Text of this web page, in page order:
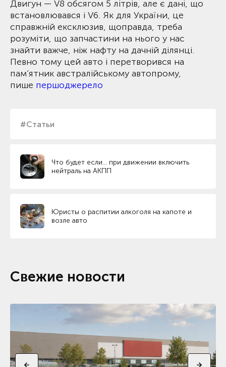
#Статьи
Что будет если… при движении включить
нейтраль на АКПП
Юристы о распитии алкоголя на капоте и
возле авто
Двигун — V8 обсягом 5 літрів, але є дані, що
встановлювався і V6. Як для України, це
справжній ексклюзив, щоправда, треба
розуміти, що запчастини на нього у нас
знайти важче, ніж нафту на дачній ділянці.
Певно тому цей авто і перетворився на
пам’ятник австралійському автопрому,
пише першоджерело
Свежие новости